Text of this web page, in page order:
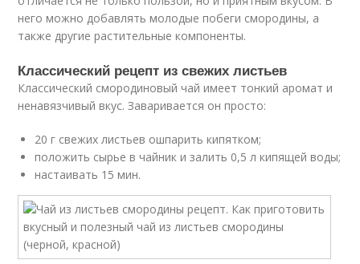
него можно добавлять молодые побеги смородины, а
также другие растительные компоненты.
Классический рецепт из свежих листьев
Классический смородиновый чай имеет тонкий аромат и
ненавязчивый вкус. Заваривается он просто:
20 г свежих листьев ошпарить кипятком;
положить сырье в чайник и залить 0,5 л кипящей воды;
настаивать 15 мин.